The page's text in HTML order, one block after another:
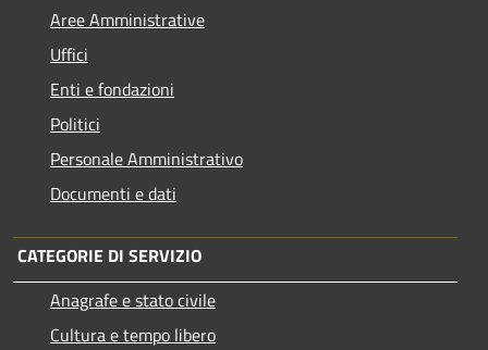
Aree Amministrative
Uffici
Enti e fondazioni
Politici
Personale Amministrativo
Documenti e dati
CATEGORIE DI SERVIZIO
Anagrafe e stato civile
Cultura e tempo libero